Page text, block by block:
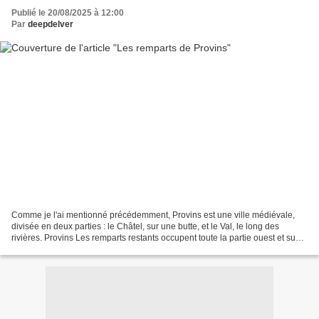
Publié le 20/08/2025 à 12:00
Par deepdelver
Comme je l'ai mentionné précédemment, Provins est une ville médiévale,
divisée en deux parties : le Châtel, sur une butte, et le Val, le long des
rivières. Provins Les remparts restants occupent toute la partie ouest et sud